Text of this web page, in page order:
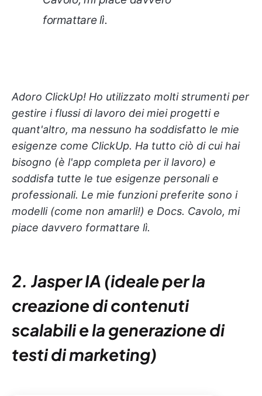
formattare lì.
Adoro ClickUp! Ho utilizzato molti strumenti per
gestire i flussi di lavoro dei miei progetti e
quant'altro, ma nessuno ha soddisfatto le mie
esigenze come ClickUp. Ha tutto ciò di cui hai
bisogno (è l'app completa per il lavoro) e
soddisfa tutte le tue esigenze personali e
professionali. Le mie funzioni preferite sono i
modelli (come non amarli!) e Docs. Cavolo, mi
piace davvero formattare lì.
2. Jasper IA (ideale per la
creazione di contenuti
scalabili e la generazione di
testi di marketing)